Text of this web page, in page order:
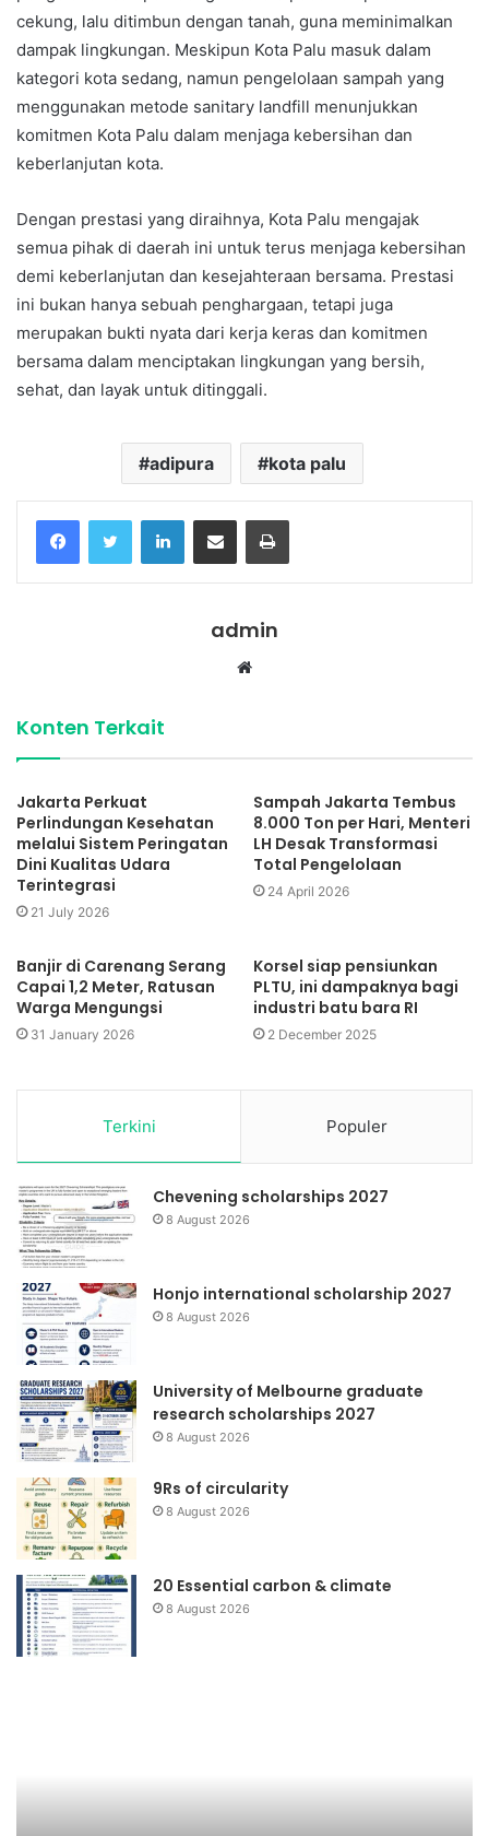
cekung, lalu ditimbun dengan tanah, guna meminimalkan
dampak lingkungan. Meskipun Kota Palu masuk dalam
kategori kota sedang, namun pengelolaan sampah yang
menggunakan metode sanitary landfill menunjukkan
komitmen Kota Palu dalam menjaga kebersihan dan
keberlanjutan kota.
Dengan prestasi yang diraihnya, Kota Palu mengajak
semua pihak di daerah ini untuk terus menjaga kebersihan
demi keberlanjutan dan kesejahteraan bersama. Prestasi
ini bukan hanya sebuah penghargaan, tetapi juga
merupakan bukti nyata dari kerja keras dan komitmen
bersama dalam menciptakan lingkungan yang bersih,
sehat, dan layak untuk ditinggali.
adipura kota palu
FacebookTwitter LinkedInShare via Email Print
admin
Website
Konten Terkait
Jakarta Perkuat
Perlindungan Kesehatan
melalui Sistem Peringatan
Dini Kualitas Udara
Terintegrasi
21 July 2026
Sampah Jakarta Tembus
8.000 Ton per Hari, Menteri
LH Desak Transformasi
Total Pengelolaan
24 April 2026
Banjir di Carenang Serang
Capai 1,2 Meter, Ratusan
Warga Mengungsi
31 January 2026
Korsel siap pensiunkan
PLTU, ini dampaknya bagi
industri batu bara RI
2 December 2025
Terkini Populer
Chevening scholarships 2027
8 August 2026
Honjo international scholarship 2027
8 August 2026
University of Melbourne graduate
research scholarships 2027
8 August 2026
9Rs of circularity
8 August 2026
20 Essential carbon & climate
8 August 2026